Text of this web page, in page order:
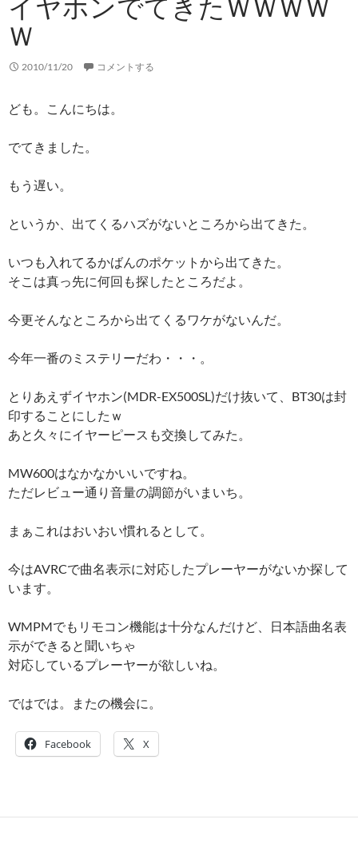
イヤホンでてきたＷＷＷＷ
Ｗ
2010/11/20 コメントする
ども。こんにちは。
でてきました。
もう遅い。
というか、出てくるハズがないところから出てきた。
いつも入れてるかばんのポケットから出てきた。
そこは真っ先に何回も探したところだよ。
今更そんなところから出てくるワケがないんだ。
今年一番のミステリーだわ・・・。
とりあえずイヤホン(MDR-EX500SL)だけ抜いて、BT30は封
印することにしたｗ
あと久々にイヤーピースも交換してみた。
MW600はなかなかいいですね。
ただレビュー通り音量の調節がいまいち。
まぁこれはおいおい慣れるとして。
今はAVRCで曲名表示に対応したプレーヤーがないか探して
います。
WMPMでもリモコン機能は十分なんだけど、日本語曲名表
示ができると聞いちゃ
対応しているプレーヤーが欲しいね。
ではでは。またの機会に。
Facebook X